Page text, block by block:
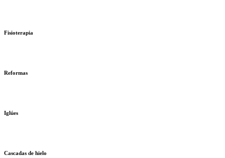
Fisioterapia
Reformas
Iglúes
Cascadas de hielo